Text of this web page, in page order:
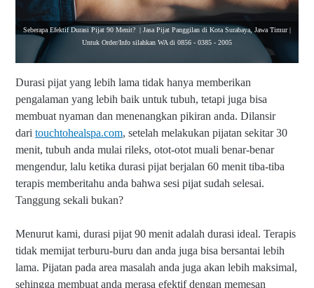
Seberapa Efektif Durasi Pijat 90 Menit? | Jasa Pijat Panggilan di Kota Surabaya, Jawa Timur |
Untuk Order/Info silahkan WA di 0856 - 0385 - 2005
Durasi pijat yang lebih lama tidak hanya memberikan
pengalaman yang lebih baik untuk tubuh, tetapi juga bisa
membuat nyaman dan menenangkan pikiran anda. Dilansir
dari touchtohealspa.com, setelah melakukan pijatan sekitar 30
menit, tubuh anda mulai rileks, otot-otot muali benar-benar
mengendur, lalu ketika durasi pijat berjalan 60 menit tiba-tiba
terapis memberitahu anda bahwa sesi pijat sudah selesai.
Tanggung sekali bukan?
Menurut kami, durasi pijat 90 menit adalah durasi ideal. Terapis
tidak memijat terburu-buru dan anda juga bisa bersantai lebih
lama. Pijatan pada area masalah anda juga akan lebih maksimal,
sehingga membuat anda merasa efektif dengan memesan